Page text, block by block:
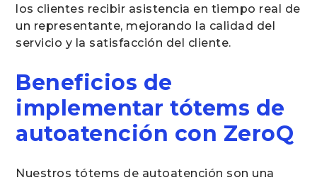
los clientes recibir asistencia en tiempo real de
un representante, mejorando la calidad del
servicio y la satisfacción del cliente.
Beneficios de
implementar tótems de
autoatención con ZeroQ
Nuestros tótems de autoatención son una